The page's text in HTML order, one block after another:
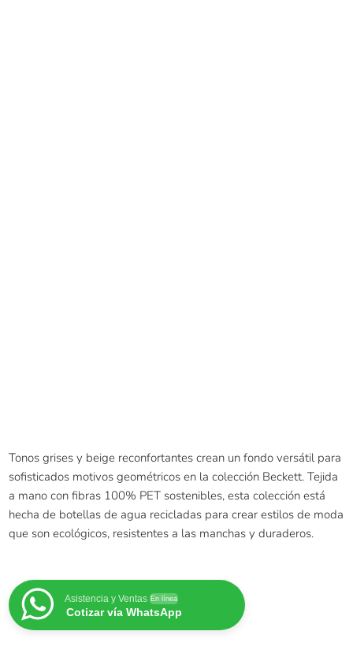
Tonos grises y beige reconfortantes crean un fondo versátil para
sofisticados motivos geométricos en la colección Beckett. Tejida
a mano con fibras 100% PET sostenibles, esta colección está
hecha de botellas de agua recicladas para crear estilos de moda
que son ecológicos, resistentes a las manchas y duraderos.
Asistencia y Ventas En línea
Cotizar vía WhatsApp